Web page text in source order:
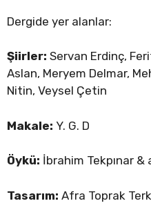
Dergide yer alanlar:
Şiirler: Servan Erdinç,
Aslan, Meryem Delmar,
Nitin, Veysel Çetin
Makale: Y. G. D
Öykü: İbrahim Tekpınar
Tasarım: Afra Toprak